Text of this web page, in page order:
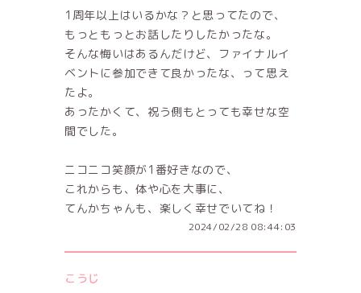
1周年以上はいるかな？と思ってたので、
もっともっとお話したりしたかったな。
そんな悔いはあるんだけど、ファイナルイ
ベントに参加できて良かったな、って思え
たよ。
あったかくて、祝う側もとっても幸せな空
間でした。
ニコニコ笑顔が1番好きなので、
これからも、体や心を大事に、
てんかちゃんも、楽しく幸せでいてね！
2024/02/28 08:44:03
こうじ